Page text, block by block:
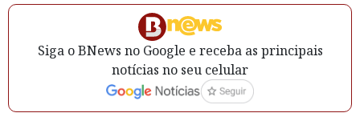
Siga o BNews no Google e receba as principais
notícias no seu celular